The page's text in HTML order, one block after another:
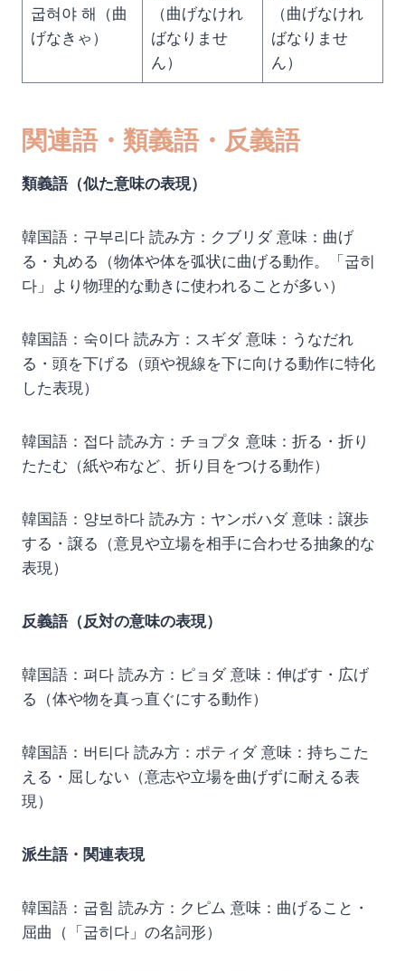
굽혀야 해（曲
げなきゃ）
（曲げなけれ
ばなりませ
ん）
（曲げなけれ
ばなりませ
ん）
関連語・類義語・反義語
類義語（似た意味の表現）
韓国語：구부리다 読み方：クブリダ 意味：曲げ
る・丸める（物体や体を弧状に曲げる動作。「굽히
다」より物理的な動きに使われることが多い）
韓国語：숙이다 読み方：スギダ 意味：うなだれ
る・頭を下げる（頭や視線を下に向ける動作に特化
した表現）
韓国語：접다 読み方：チョプタ 意味：折る・折り
たたむ（紙や布など、折り目をつける動作）
韓国語：양보하다 読み方：ヤンボハダ 意味：譲歩
する・譲る（意見や立場を相手に合わせる抽象的な
表現）
反義語（反対の意味の表現）
韓国語：펴다 読み方：ピョダ 意味：伸ばす・広げ
る（体や物を真っ直ぐにする動作）
韓国語：버티다 読み方：ポティダ 意味：持ちこた
える・屈しない（意志や立場を曲げずに耐える表
現）
派生語・関連表現
韓国語：굽힘 読み方：クピム 意味：曲げること・
屈曲（「굽히다」の名詞形）